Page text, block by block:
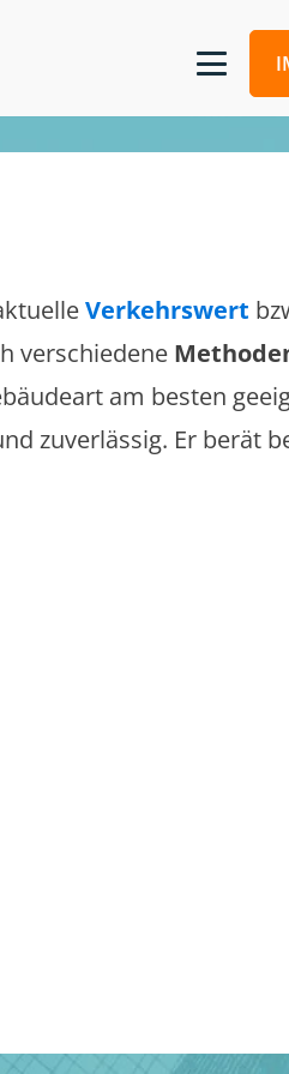
Verkehrswert
verschiedene
am besten
zuverlässig. Er berät